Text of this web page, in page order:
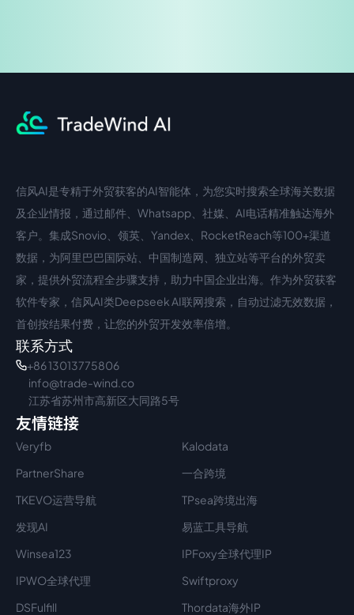
中文入口
信风AI是专精于外贸获客的AI智能体，为您实时搜索全球海关数据
及企业情报，通过邮件、Whatsapp、社媒、AI电话精准触达海外
客户。集成Snovio、领英、Yandex、RocketReach等100+渠道
数据，为阿里巴巴国际站、中国制造网、独立站等平台的外贸卖
家，提供外贸流程全步骤支持，助力中国企业出海。作为外贸获客
软件专家，信风AI类Deepseek AI联网搜索，自动过滤无效数据，
首创按结果付费，让您的外贸开发效率倍增。
联系方式
+86 13013775806
info@trade-wind.co
江苏省苏州市高新区大同路5号
友情链接
Veryfb
Kalodata
PartnerShare
一合跨境
TKEVO运营导航
TPsea跨境出海
发现AI
易蓝工具导航
Winsea123
IPFoxy全球代理IP
IPWO全球代理
Swiftproxy
DSFulfill
Thordata海外IP